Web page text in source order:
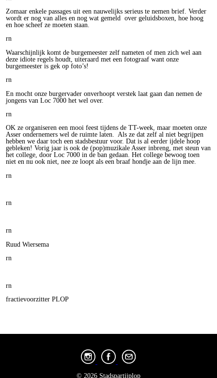
Zomaar enkele passages uit een nauwelijks serieus te nemen brief. Verder
wordt er nog van alles en nog wat gemeld over geluidsboxen, hoe hoog
en hoe scheef ze moeten staan.
rn
Waarschijnlijk komt de burgemeester zelf nameten of men zich wel aan
deze idiote regels houdt, uiteraard met een fotograaf want onze
burgemeester is gek op foto’s!
rn
En mocht onze burgervader onverhoopt verstek laat gaan dan nemen de
jongens van Loc 7000 het wel over.
rn
OK ze organiseren een mooi feest tijdens de TT-week, maar moeten onze
Asser ondernemers wel de ruimte laten. Als ze dat zelf al niet begrijpen
hebben we daar toch een stadsbestuur voor. Dat is al eerder ijdele hoop
gebleken! Vorig jaar is ook de (pop)muzikale Asser inbreng, met steun van
het college, door Loc 7000 in de ban gedaan. Het college bewoog toen
niet en nu ook niet, nee ze loopt als een braaf hondje aan de lijn mee.
rn
rn
rn
Ruud Wiersema
rn
rn
fractievoorzitter PLOP
© 2026 Stadspartijplop